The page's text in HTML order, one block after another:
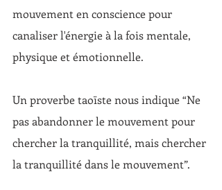
mouvement en conscience pour
canaliser l'énergie à la fois mentale,
physique et émotionnelle.
Un proverbe taoïste nous indique “Ne
pas abandonner le mouvement pour
chercher la tranquillité, mais chercher
la tranquillité dans le mouvement”.